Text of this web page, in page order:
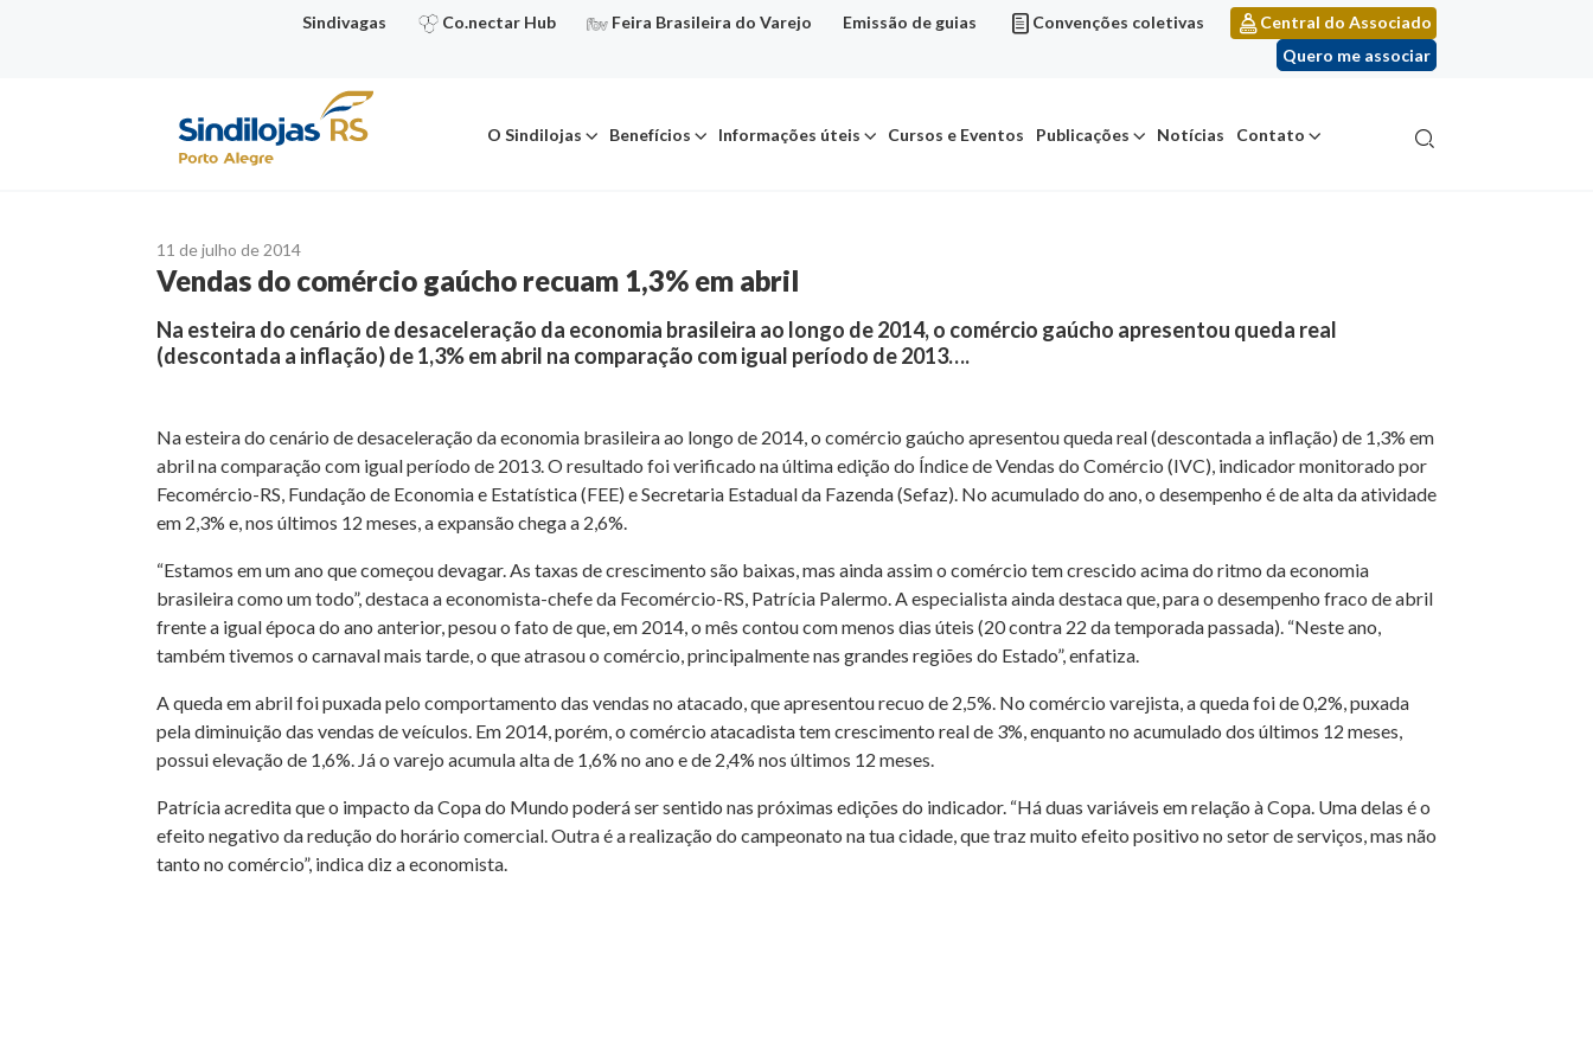
Sindivagas Co.nectar Hub Feira Brasileira do Varejo Emissão de guias Convenções coletivas
Central do Associado
Quero me associar
O Sindilojas Benefícios Informações úteis Cursos e Eventos Publicações Notícias Contato
11 de julho de 2014
Vendas do comércio gaúcho recuam 1,3% em abril
Na esteira do cenário de desaceleração da economia brasileira ao longo de 2014, o comércio gaúcho apresentou queda real
(descontada a inflação) de 1,3% em abril na comparação com igual período de 2013….
Na esteira do cenário de desaceleração da economia brasileira ao longo de 2014, o comércio gaúcho apresentou queda real (descontada a inflação) de 1,3% em
abril na comparação com igual período de 2013. O resultado foi verificado na última edição do Índice de Vendas do Comércio (IVC), indicador monitorado por
Fecomércio-RS, Fundação de Economia e Estatística (FEE) e Secretaria Estadual da Fazenda (Sefaz). No acumulado do ano, o desempenho é de alta da atividade
em 2,3% e, nos últimos 12 meses, a expansão chega a 2,6%.
“Estamos em um ano que começou devagar. As taxas de crescimento são baixas, mas ainda assim o comércio tem crescido acima do ritmo da economia
brasileira como um todo”, destaca a economista-chefe da Fecomércio-RS, Patrícia Palermo. A especialista ainda destaca que, para o desempenho fraco de abril
frente a igual época do ano anterior, pesou o fato de que, em 2014, o mês contou com menos dias úteis (20 contra 22 da temporada passada). “Neste ano,
também tivemos o carnaval mais tarde, o que atrasou o comércio, principalmente nas grandes regiões do Estado”, enfatiza.
A queda em abril foi puxada pelo comportamento das vendas no atacado, que apresentou recuo de 2,5%. No comércio varejista, a queda foi de 0,2%, puxada
pela diminuição das vendas de veículos. Em 2014, porém, o comércio atacadista tem crescimento real de 3%, enquanto no acumulado dos últimos 12 meses,
possui elevação de 1,6%. Já o varejo acumula alta de 1,6% no ano e de 2,4% nos últimos 12 meses.
Patrícia acredita que o impacto da Copa do Mundo poderá ser sentido nas próximas edições do indicador. “Há duas variáveis em relação à Copa. Uma delas é o
efeito negativo da redução do horário comercial. Outra é a realização do campeonato na tua cidade, que traz muito efeito positivo no setor de serviços, mas não
tanto no comércio”, indica diz a economista.